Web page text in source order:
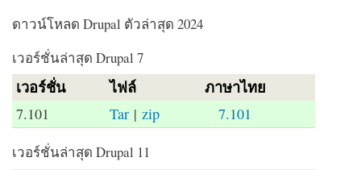
ดาวน์โหลด Drupal ตัวล่าสุด 2024
เวอร์ชั่นล่าสุด Drupal 7
เวอร์ชั่น ไฟล์ ภาษาไทย
7.101 Tar |zip 7.101
เวอร์ชั่นล่าสุด Drupal 11